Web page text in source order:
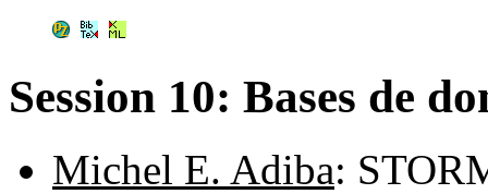
Session 10: Bases de
Michel E. Adiba: